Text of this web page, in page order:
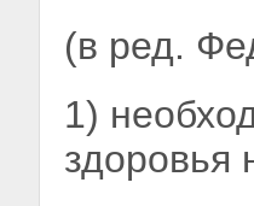
(в ред.
1)
здоровья